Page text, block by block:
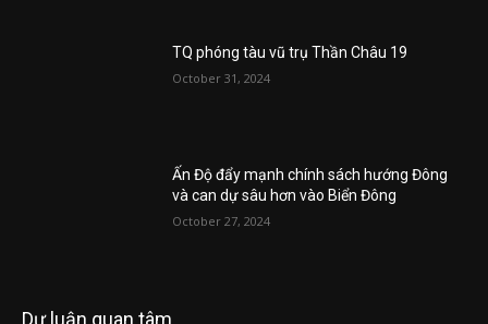
TQ phóng tàu vũ trụ Thần Châu 19
October 31, 2024
Ấn Độ đẩy mạnh chính sách hướng Đông
và can dự sâu hơn vào Biển Đông
October 27, 2024
Dư luận quan tâm